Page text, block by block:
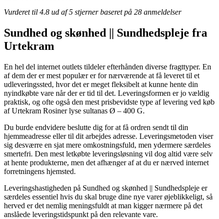
Vurderet til 4.8 ud af 5 stjerner baseret på 28 anmeldelser
Sundhed og skønhed || Sundhedspleje fra
Urtekram
En hel del internet outlets tildeler efterhånden diverse fragttyper. En
af dem der er mest populær er for nærværende at få leveret til et
udleveringssted, hvor det er meget fleksibelt at kunne hente din
nyindkøbte vare når der er tid til det. Leveringsformen er jo vældig
praktisk, og ofte også den mest prisbevidste type af levering ved køb
af Urtekram Rosiner lyse sultanas Ø – 400 G.
Du burde endvidere beslutte dig for at få ordren sendt til din
hjemmeadresse eller til dit arbejdes adresse. Leveringsmetoden viser
sig desværre en sjat mere omkostningsfuld, men ydermere særdeles
smertefri. Den mest letkøbte leveringsløsning vil dog altid være selv
at hente produkterne, men det afhænger af at du er nærved internet
forretningens hjemsted.
Leveringshastigheden på Sundhed og skønhed || Sundhedspleje er
særdeles essentiel hvis du skal bruge dine nye varer øjeblikkeligt, så
herved er det nemlig meningsfuldt at man kigger nærmere på det
anslåede leveringstidspunkt på den relevante vare.